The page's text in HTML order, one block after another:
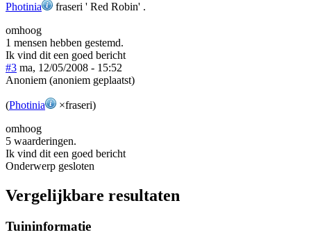
Photinia
fraseri ' Red Robin' .
omhoog
1 mensen hebben gestemd.
Ik vind dit een goed bericht
#3 ma, 12/05/2008 - 15:52
Anoniem (anoniem geplaatst)
(Photinia
×fraseri)
omhoog
5 waarderingen.
Ik vind dit een goed bericht
Onderwerp gesloten
Vergelijkbare resultaten
Tuininformatie